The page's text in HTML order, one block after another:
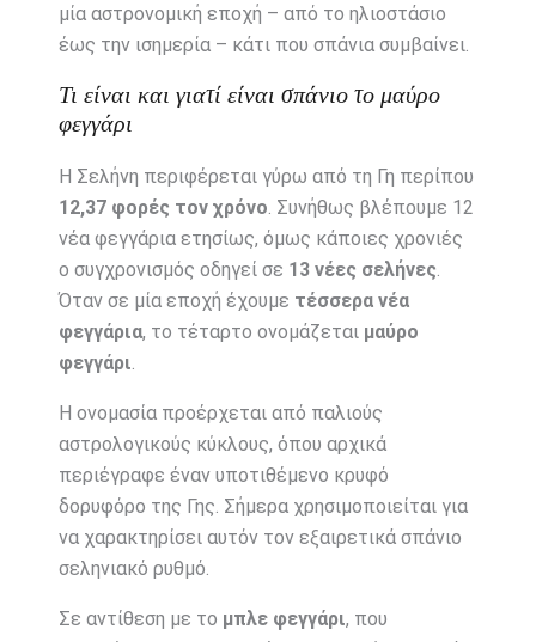
μία αστρονομική εποχή – από το ηλιοστάσιο
έως την ισημερία – κάτι που σπάνια συμβαίνει.
Τι είναι και γιατί είναι σπάνιο το μαύρο
φεγγάρι
Η Σελήνη περιφέρεται γύρω από τη Γη περίπου
12,37 φορές τον χρόνο . Συνήθως βλέπουμε 12
νέα φεγγάρια ετησίως, όμως κάποιες χρονιές
ο συγχρονισμός οδηγεί σε 13 νέες σελήνες
Όταν σε μία εποχή έχουμε τέσσερα νέα
φεγγάρια, το τέταρτο ονομάζεται μαύρο
φεγγάρι
Η ονομασία προέρχεται από παλιούς
αστρολογικούς κύκλους, όπου αρχικά
περιέγραφε έναν υποτιθέμενο κρυφό
δορυφόρο της Γης. Σήμερα χρησιμοποιείται για
να χαρακτηρίσει αυτόν τον εξαιρετικά σπάνιο
σεληνιακό ρυθμό.
Σε αντίθεση με το μπλε φεγγάρι, που